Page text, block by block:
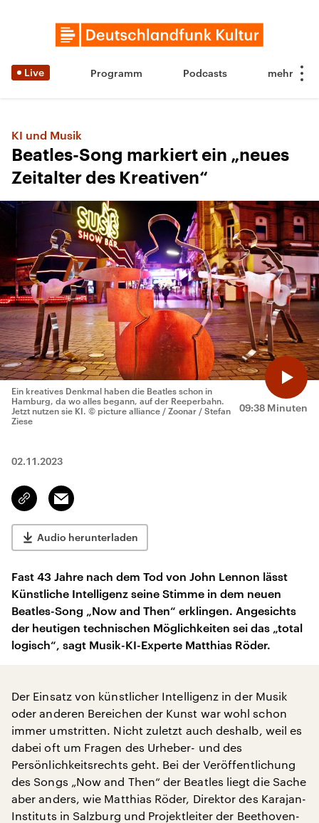
Live Programm Podcasts
KI und Musik
Beatles-Song markiert ein „neues
Zeit­al­ter des Krea­tiven“
09:38 Minuten
Ein kreatives Denkmal haben die Beatles schon in
Hamburg, da wo alles begann, auf der Reeperbahn.
Jetzt nutzen sie KI. © picture alliance / Zoonar / Stefan
Ziese
02.11.2023
Link
kopieren/teilen
Email
Audio herunterladen
Fast 43 Jahre nach dem Tod von John Lennon lässt
Künstliche Intelligenz seine Stimme in dem neuen
Beatles-Song „Now and Then“ erklingen. Angesichts
der heutigen technischen Möglichkeiten sei das „total
logisch“, sagt Musik-KI-Experte Matthias Röder.
Der Einsatz von künstlicher Intelligenz in der Musik
oder anderen Bereichen der Kunst war wohl schon
immer umstritten. Nicht zuletzt auch deshalb, weil es
dabei oft um Fragen des Urheber- und des
Persönlichkeitsrechts geht. Bei der Veröffentlichung
des Songs „Now and Then“ der Beatles liegt die Sache
aber anders, wie Matthias Röder, Direktor des Karajan-
Instituts in Salzburg und Projektleiter der Beethoven-